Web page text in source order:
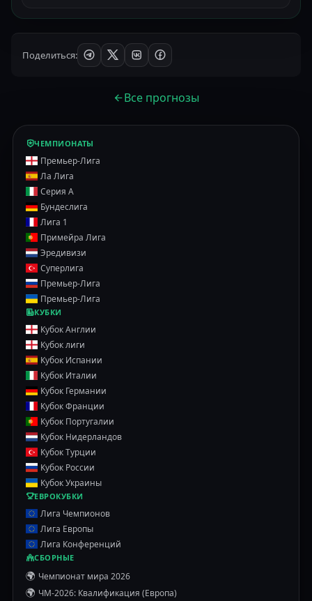
Поделиться:
Все прогнозы
ЧЕМПИОНАТЫ
Премьер-Лига
Ла Лига
Серия А
Бундеслига
Лига 1
Примейра Лига
Эредивизи
Суперлига
Премьер-Лига
Премьер-Лига
КУБКИ
Кубок Англии
Кубок лиги
Кубок Испании
Кубок Италии
Кубок Германии
Кубок Франции
Кубок Португалии
Кубок Нидерландов
Кубок Турции
Кубок России
Кубок Украины
ЕВРОКУБКИ
Лига Чемпионов
Лига Европы
Лига Конференций
СБОРНЫЕ
🌍 Чемпионат мира 2026
🌍 ЧМ-2026: Квалификация (Европа)